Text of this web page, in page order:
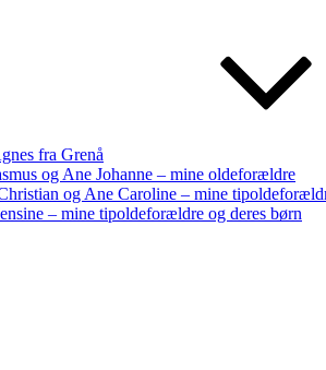
fra Grenå
og Ane Johanne – mine oldeforældre
og Ane Caroline – mine
– mine tipoldeforældre og deres børn